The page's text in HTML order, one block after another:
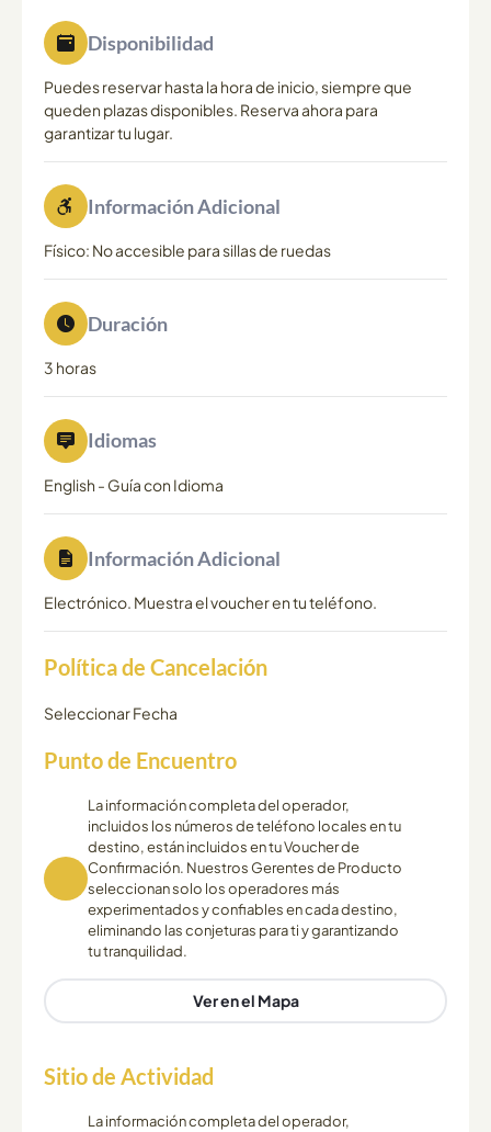
Disponibilidad
Puedes reservar hasta la hora de inicio, siempre que
queden plazas disponibles. Reserva ahora para
garantizar tu lugar.
Información Adicional
Físico: No accesible para sillas de ruedas
Duración
3 horas
Idiomas
English - Guía con Idioma
Información Adicional
Electrónico. Muestra el voucher en tu teléfono.
Política de Cancelación
Seleccionar Fecha
Punto de Encuentro
La información completa del operador,
incluidos los números de teléfono locales en tu
destino, están incluidos en tu Voucher de
Confirmación. Nuestros Gerentes de Producto
seleccionan solo los operadores más
experimentados y confiables en cada destino,
eliminando las conjeturas para ti y garantizando
tu tranquilidad.
Ver en el Mapa
Sitio de Actividad
La información completa del operador,